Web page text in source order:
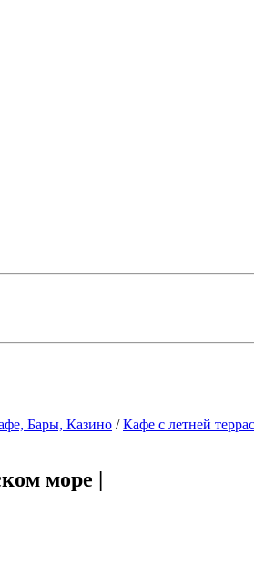
Бары, Казино /Кафе с летней
море |